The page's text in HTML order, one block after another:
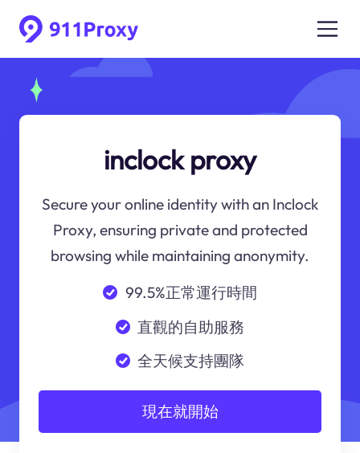
inclock proxy
Secure your online identity with an Inclock
Proxy, ensuring private and protected
browsing while maintaining anonymity.
99.5%正常運行時間
直觀的自助服務
全天候支持團隊
現在就開始